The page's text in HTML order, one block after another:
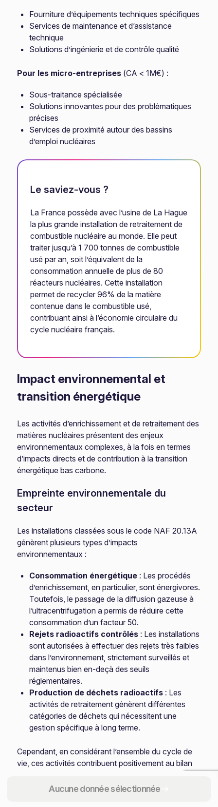
Aucune donnée sélectionnée
Fourniture d’équipements techniques spécifiques
Services de maintenance et d’assistance
technique
Solutions d’ingénierie et de contrôle qualité
Pour les micro-entreprises (CA < 1M€) :
Sous-traitance spécialisée
Solutions innovantes pour des problématiques
précises
Services de proximité autour des bassins
d’emploi nucléaires
Le saviez-vous ?
La France possède avec l’usine de La Hague
la plus grande installation de retraitement de
combustible nucléaire au monde. Elle peut
traiter jusqu’à 1 700 tonnes de combustible
usé par an, soit l’équivalent de la
consommation annuelle de plus de 80
réacteurs nucléaires. Cette installation
permet de recycler 96% de la matière
contenue dans le combustible usé,
contribuant ainsi à l’économie circulaire du
cycle nucléaire français.
Impact environnemental et
transition énergétique
Les activités d’enrichissement et de retraitement des
matières nucléaires présentent des enjeux
environnementaux complexes, à la fois en termes
d’impacts directs et de contribution à la transition
énergétique bas carbone.
Empreinte environnementale du
secteur
Les installations classées sous le code NAF 20.13A
génèrent plusieurs types d’impacts
environnementaux :
Consommation énergétique : Les procédés
d’enrichissement, en particulier, sont énergivores.
Toutefois, le passage de la diffusion gazeuse à
l’ultracentrifugation a permis de réduire cette
consommation d’un facteur 50.
Rejets radioactifs contrôlés : Les installations
sont autorisées à effectuer des rejets très faibles
dans l’environnement, strictement surveillés et
maintenus bien en-deçà des seuils
réglementaires.
Production de déchets radioactifs : Les
activités de retraitement génèrent différentes
catégories de déchets qui nécessitent une
gestion spécifique à long terme.
Cependant, en considérant l’ensemble du cycle de
vie, ces activités contribuent positivement au bilan
des énergies les moins émettrices de CO2 par kWh